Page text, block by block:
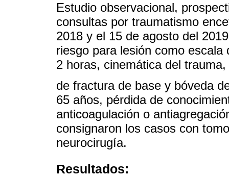
Estudio observacional,
consultas por traumatismo
2018 y el 15 de agosto del
riesgo para lesión como
2 horas, cinemática del
de fractura de base y bóveda
65 años, pérdida de
anticoagulación o
consignaron los casos con
neurocirugía.
Resultados: